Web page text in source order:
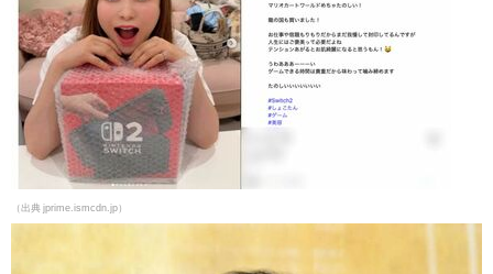
（出典 jprime.ismcdn.jp）